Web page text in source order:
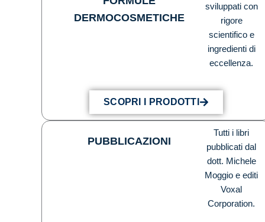
DERMOCOSMETICHE
sviluppati con
rigore
scientifico e
ingredienti di
eccellenza.
SCOPRI I PRODOTTI
PUBBLICAZIONI
Tutti i libri
pubblicati dal
dott. Michele
Moggio e editi
Voxal
Corporation.